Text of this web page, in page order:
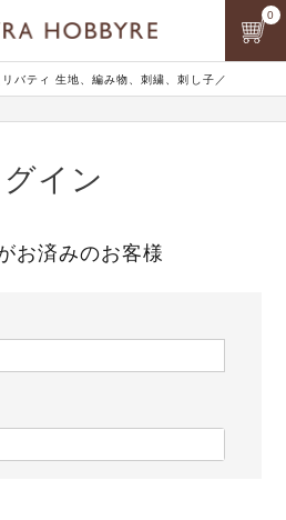
リバティ 生地、編み物、刺繍、刺し子／
0
グイン
お済みのお客様